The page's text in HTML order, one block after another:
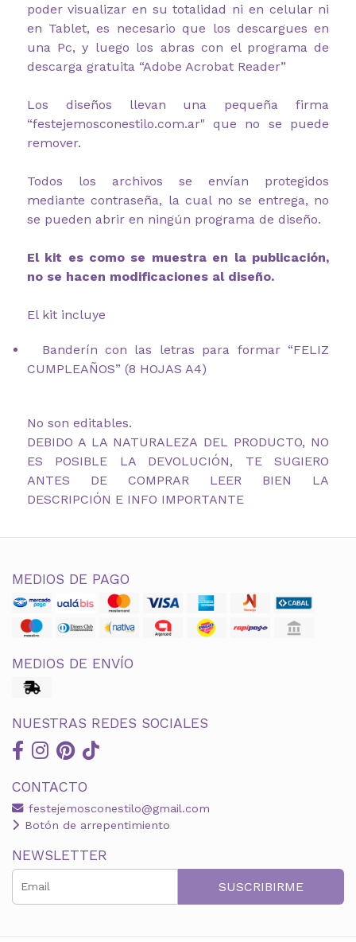
poder visualizar en su totalidad ni en celular ni
en Tablet, es necesario que los descargues en
una Pc, y luego los abras con el programa de
descarga gratuita “Adobe Acrobat Reader”
Los diseños llevan una pequeña firma
“festejemosconestilo.com.ar" que no se puede
remover.
Todos los archivos se envían protegidos
mediante contraseña, la cual no se entrega, no
se pueden abrir en ningún programa de diseño.
El kit es como se muestra en la publicación,
no se hacen modificaciones al diseño.
El kit incluye
Banderín con las letras para formar “FELIZ
CUMPLEAÑOS” (8 HOJAS A4)
No son editables.
DEBIDO A LA NATURALEZA DEL PRODUCTO, NO
ES POSIBLE LA DEVOLUCIÓN, TE SUGIERO
ANTES DE COMPRAR LEER BIEN LA
DESCRIPCIÓN E INFO IMPORTANTE
MEDIOS DE PAGO
MEDIOS DE ENVÍO
NUESTRAS REDES SOCIALES
CONTACTO
festejemosconestilo@gmail.com
Botón de arrepentimiento
NEWSLETTER
SUSCRIBIRME